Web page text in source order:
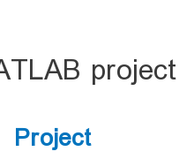
project
Project